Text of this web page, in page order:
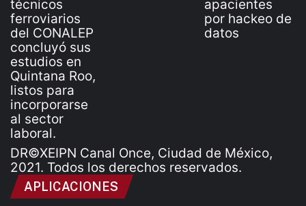
DR©XEIPN Canal Once, Ciudad de México,
2021. Todos los derechos reservados.
APLICACIONES